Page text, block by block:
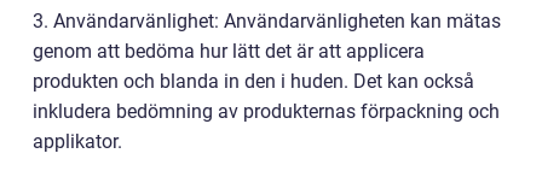
3. Användarvänlighet: Användarvänligheten kan mätas
genom att bedöma hur lätt det är att applicera
produkten och blanda in den i huden. Det kan också
inkludera bedömning av produkternas förpackning och
applikator.